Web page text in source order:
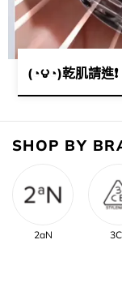
(◔౪◔)乾肌請進
SHOP BY
2aN